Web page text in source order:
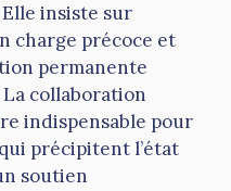
insiste sur
charge précoce et
permanente
collaboration
indispensable pour
précipitent l’état
soutien